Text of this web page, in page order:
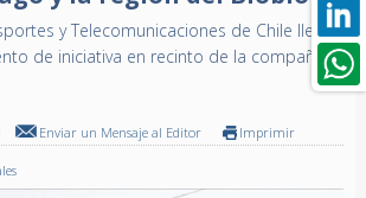
y Telecomunicaciones de Chile llevó
de iniciativa en recinto de la compañía
Enviar un Mensaje al Editor Imprimir